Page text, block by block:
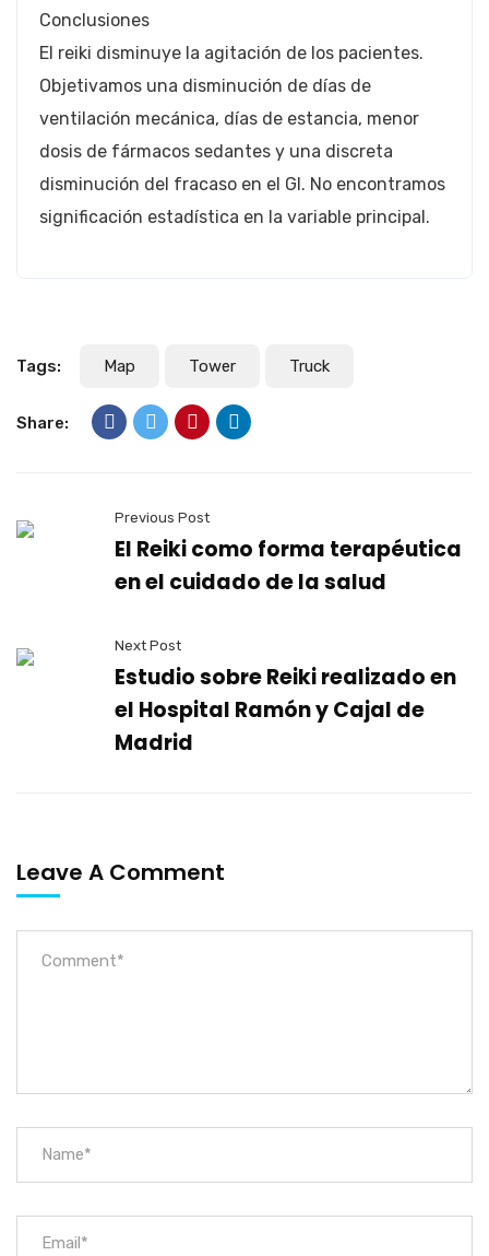
Conclusiones
El reiki disminuye la agitación de los pacientes.
Objetivamos una disminución de días de
ventilación mecánica, días de estancia, menor
dosis de fármacos sedantes y una discreta
disminución del fracaso en el GI. No encontramos
significación estadística en la variable principal.
Tags: Map Tower Truck
Share:
Previous Post
El Reiki como forma terapéutica
en el cuidado de la salud
Next Post
Estudio sobre Reiki realizado en
el Hospital Ramón y Cajal de
Madrid
Leave A Comment